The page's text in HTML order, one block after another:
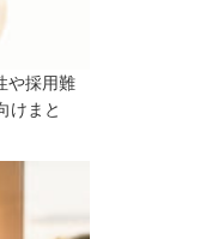
や採用難
けまと